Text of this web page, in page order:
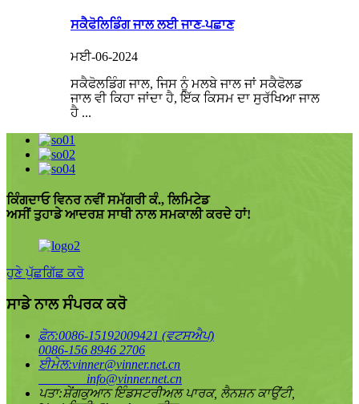
ਸਕੈਫੋਲਿਡਿੰਗ ਜਾਲ ਲਈ ਜਾਣ-ਪਛਾਣ
ਮਈ-06-2024
ਸਕੈਫੋਲਡਿੰਗ ਜਾਲ, ਜਿਸ ਨੂੰ ਮਲਬੇ ਜਾਲ ਜਾਂ ਸਕੈਫੋਲਡ
ਜਾਲ ਵੀ ਕਿਹਾ ਜਾਂਦਾ ਹੈ, ਇੱਕ ਕਿਸਮ ਦਾ ਸੁਰੱਖਿਆ ਜਾਲ
ਹੈ ...
ਕਿੰਗਦਾਓ ਵਿਨਰ ਨਵੀਂ ਸਮੱਗਰੀ ਕੰ., ਲਿਮਿਟੇਡ
ਅਸੀਂ ਤੁਹਾਡੇ ਆਦਰਸ਼ ਸਾਥੀ ਨਾਲ ਸਮਕਾਲੀ ਕਰਦੇ ਹਾਂ!
ਹੁਣੇ ਪੁੱਛਗਿੱਛ ਕਰੋ
ਸਾਡੇ ਨਾਲ ਸੰਪਰਕ ਕਰੋ
ਫ਼ੋਨ:0086-15192009421 (ਵਟਸਐਪ)
0086-156 8946 2706
ਈਮੇਲ:vinner@vinner.net.cn
info@vinner.net.cn
ਪਤਾ:ਸ਼ੇਂਗਕੁਆਨ ਇੰਡਸਟਰੀਅਲ ਪਾਰਕ, ​​ਲੈਨਸ਼ਨ ਕਾਉਂਟੀ,